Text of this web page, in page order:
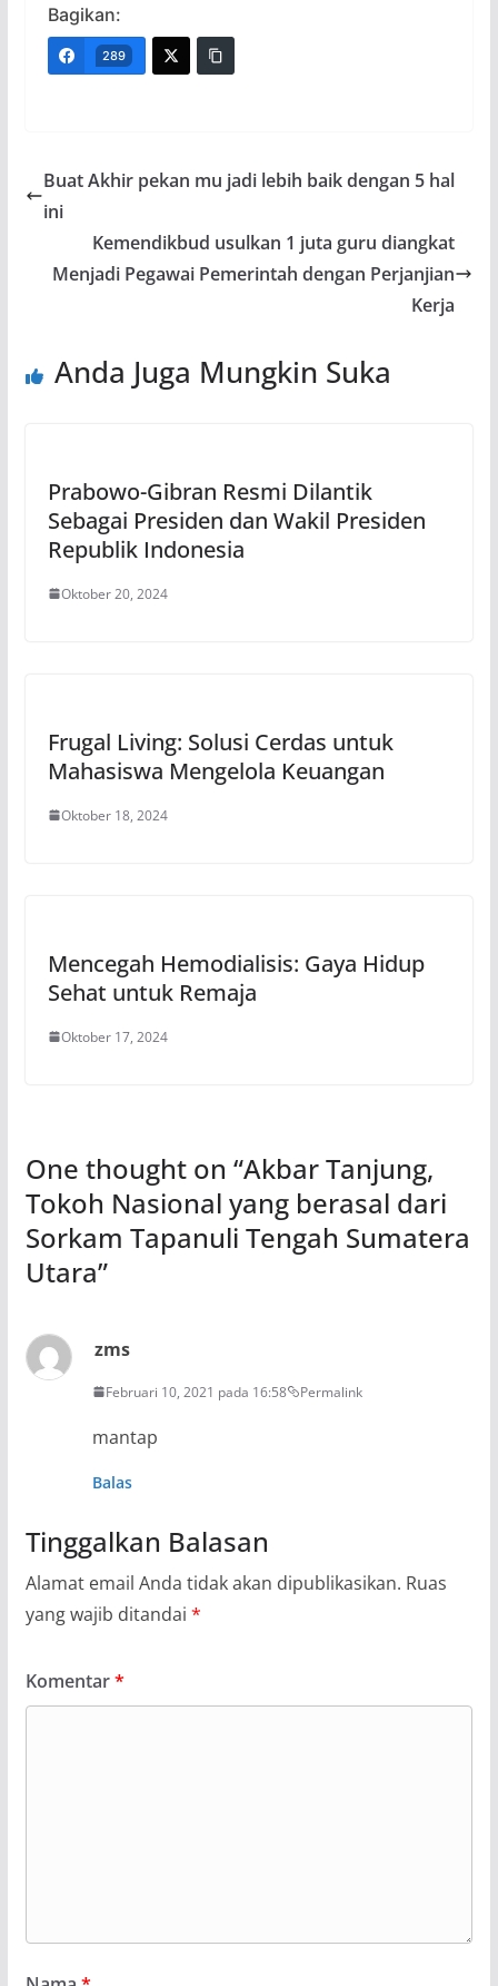
Bagikan:
289
Buat Akhir pekan mu jadi lebih baik dengan 5 hal
ini
Kemendikbud usulkan 1 juta guru diangkat
Menjadi Pegawai Pemerintah dengan Perjanjian
Kerja
Anda Juga Mungkin Suka
Prabowo-Gibran Resmi Dilantik
Sebagai Presiden dan Wakil Presiden
Republik Indonesia
Oktober 20, 2024
Frugal Living: Solusi Cerdas untuk
Mahasiswa Mengelola Keuangan
Oktober 18, 2024
Mencegah Hemodialisis: Gaya Hidup
Sehat untuk Remaja
Oktober 17, 2024
One thought on “Akbar Tanjung,
Tokoh Nasional yang berasal dari
Sorkam Tapanuli Tengah Sumatera
Utara”
zms
Februari 10, 2021 pada 16:58 Permalink
mantap
Balas
Tinggalkan Balasan
Alamat email Anda tidak akan dipublikasikan. Ruas
yang wajib ditandai *
Komentar*